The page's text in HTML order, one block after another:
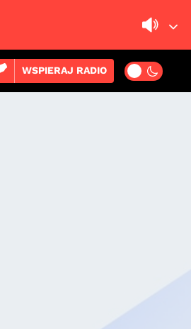
WSPIERAJ RADIO